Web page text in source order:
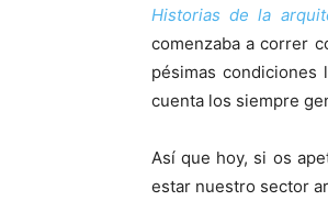
Historias de la
comenzaba a correr
pésimas condiciones
cuenta los siempre
Así que hoy, si os
estar nuestro sector